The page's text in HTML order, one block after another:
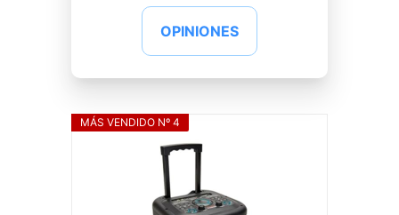
OPINIONES
MÁS VENDIDO Nº 4